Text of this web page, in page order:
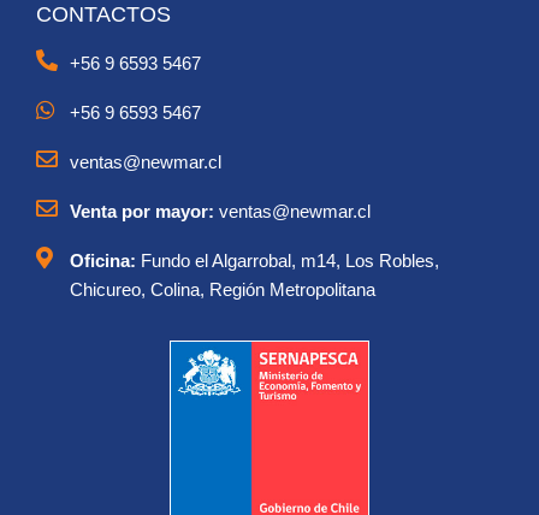
CONTACTOS
+56 9 6593 5467
+56 9 6593 5467
ventas@newmar.cl
Venta por mayor: ventas@newmar.cl
Oficina: Fundo el Algarrobal, m14, Los Robles,
Chicureo, Colina, Región Metropolitana